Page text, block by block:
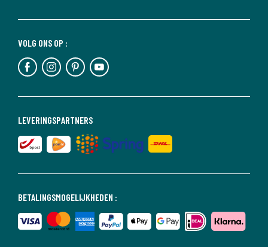
BETALINGSMOGELIJKHEDEN :
LEVERINGSPARTNERS
VOLG ONS OP :